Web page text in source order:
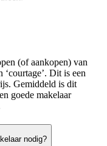
(of aankopen) van
‘courtage’. Dit is een
Gemiddeld is dit
goede makelaar
nodig?